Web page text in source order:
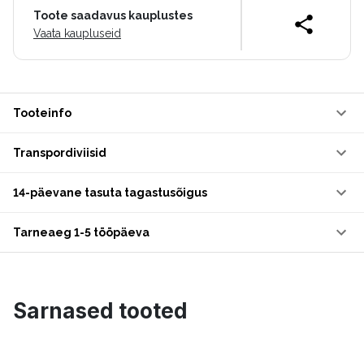
Toote saadavus kauplustes
Vaata kaupluseid
Tooteinfo
Transpordiviisid
14-päevane tasuta tagastusõigus
Tarneaeg 1-5 tööpäeva
Sarnased tooted